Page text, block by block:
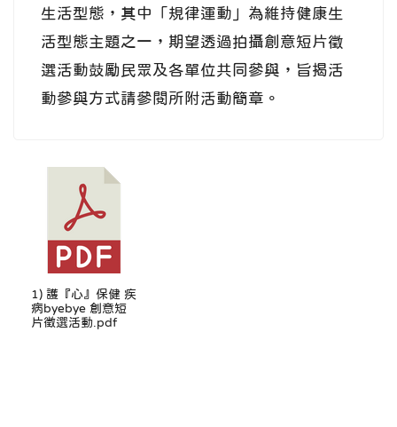
生活型態，其中「規律運動」為維持健康生
活型態主題之一，期望透過拍攝創意短片徵
選活動鼓勵民眾及各單位共同參與，旨揭活
動參與方式請參閱所附活動簡章。
1) 護『心』保健 疾
病byebye 創意短
片徵選活動.pdf